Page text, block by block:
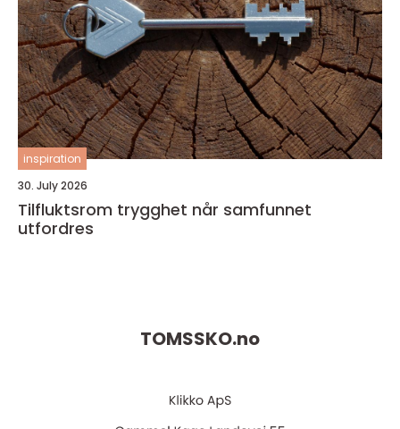
inspiration
30. July 2026
Tilfluktsrom trygghet når samfunnet
utfordres
TOMSSKO.no